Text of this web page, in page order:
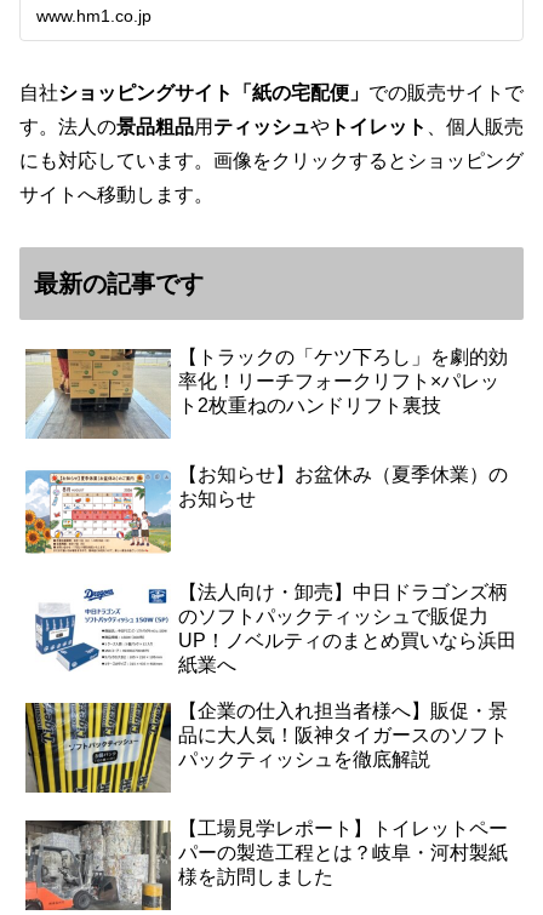
様と歩んでまいりま…
www.hm1.co.jp
自社ショッピングサイト「紙の宅配便」 での販売サイトで
す。法人の景品粗品用 ティッシュや トイレット
、個人販売
にも対応しています。画像をクリックするとショッピング
サイトへ移動します。
最新の記事です
【トラックの「ケツ下ろし」を劇的効
率化！リーチフォークリフト×パレッ
ト2枚重ねのハンドリフト裏技
【お知らせ】お盆休み（夏季休業）の
お知らせ
【法人向け・卸売】中日ドラゴンズ柄
のソフトパックティッシュで販促力
UP！ノベルティのまとめ買いなら浜田
紙業へ
【企業の仕入れ担当者様へ】販促・景
品に大人気！阪神タイガースのソフト
パックティッシュを徹底解説
【工場見学レポート】トイレットペー
パーの製造工程とは？岐阜・河村製紙
様を訪問しました